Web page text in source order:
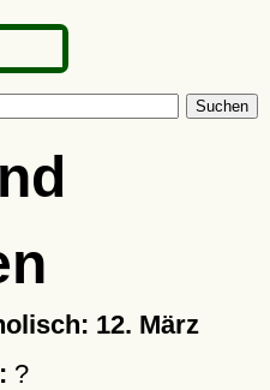
Suchen
12. März
?